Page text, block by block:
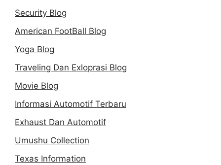
Security Blog
American FootBall Blog
Yoga Blog
Traveling Dan Exloprasi Blog
Movie Blog
Informasi Automotif Terbaru
Exhaust Dan Automotif
Umushu Collection
Texas Information